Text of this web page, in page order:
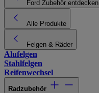
Ford Zubehör entdecken
Alle Produkte
Felgen & Räder
Alufelgen
Stahlfelgen
Reifenwechsel
Radzubehör